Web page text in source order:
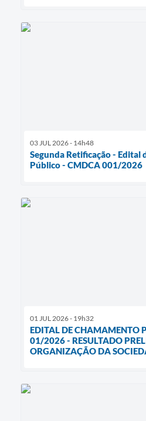
03 JUL 2026 - 14h48
Segunda Retificação - Edital
Público - CMDCA 001/2026
01 JUL 2026 - 19h32
EDITAL DE CHAMAMENTO
01/2026 - RESULTADO
ORGANIZAÇÃO DA